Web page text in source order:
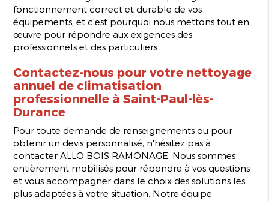
fonctionnement correct et durable de vos
équipements, et c'est pourquoi nous mettons tout en
œuvre pour répondre aux exigences des
professionnels et des particuliers.
Contactez-nous pour votre nettoyage
annuel de climatisation
professionnelle à Saint-Paul-lès-
Durance
Pour toute demande de renseignements ou pour
obtenir un devis personnalisé, n'hésitez pas à
contacter ALLO BOIS RAMONAGE. Nous sommes
entièrement mobilisés pour répondre à vos questions
et vous accompagner dans le choix des solutions les
plus adaptées à votre situation. Notre équipe,